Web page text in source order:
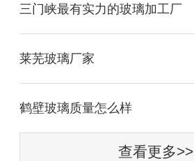
三门峡最有实力的玻璃加工厂
莱芜玻璃厂家
鹤壁玻璃质量怎么样
查看更多>>